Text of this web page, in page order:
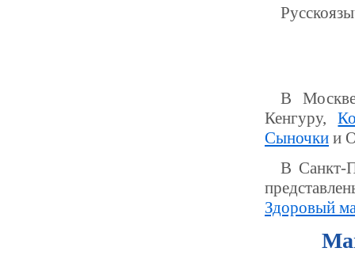
В
Кенгуру,
Сыночки и
В Санкт-
Здоровый